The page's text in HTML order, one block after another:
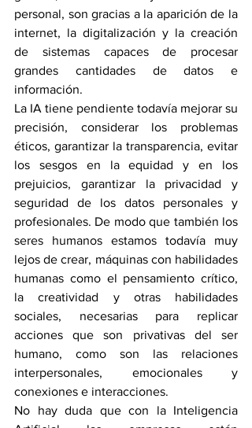
personal, son gracias a la aparición de la
internet, la digitalización y la creación
de sistemas capaces de procesar
grandes cantidades de datos e
información.
La IA tiene pendiente todavía mejorar su
precisión, considerar los problemas
éticos, garantizar la transparencia, evitar
los sesgos en la equidad y en los
prejuicios, garantizar la privacidad y
seguridad de los datos personales y
profesionales. De modo que también los
seres humanos estamos todavía muy
lejos de crear, máquinas con habilidades
humanas como el pensamiento crítico,
la creatividad y otras habilidades
sociales, necesarias para replicar
acciones que son privativas del ser
humano, como son las relaciones
interpersonales, emocionales y
conexiones e interacciones.
No hay duda que con la Inteligencia